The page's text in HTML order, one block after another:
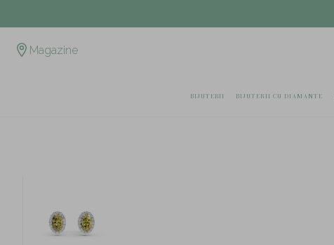
Magazine
BIJUTERII BIJUTERII CU DIAMANTE